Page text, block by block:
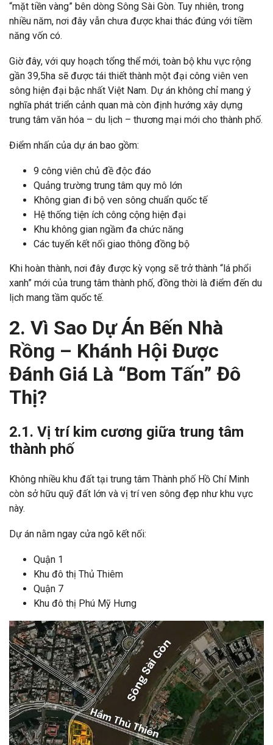
“mặt tiền vàng” bên dòng Sông Sài Gòn. Tuy nhiên, trong
nhiều năm, nơi đây vẫn chưa được khai thác đúng với tiềm
năng vốn có.
Giờ đây, với quy hoạch tổng thể mới, toàn bộ khu vực rộng
gần 39,5ha sẽ được tái thiết thành một đại công viên ven
sông hiện đại bậc nhất Việt Nam. Dự án không chỉ mang ý
nghĩa phát triển cảnh quan mà còn định hướng xây dựng
trung tâm văn hóa – du lịch – thương mại mới cho thành phố.
Điểm nhấn của dự án bao gồm:
9 công viên chủ đề độc đáo
Quảng trường trung tâm quy mô lớn
Không gian đi bộ ven sông chuẩn quốc tế
Hệ thống tiện ích công cộng hiện đại
Khu không gian ngầm đa chức năng
Các tuyến kết nối giao thông đồng bộ
Khi hoàn thành, nơi đây được kỳ vọng sẽ trở thành “lá phổi
xanh” mới của trung tâm thành phố, đồng thời là điểm đến du
lịch mang tầm quốc tế.
2. Vì Sao Dự Án Bến Nhà
Rồng – Khánh Hội Được
Đánh Giá Là “Bom Tấn” Đô
Thị?
2.1. Vị trí kim cương giữa trung tâm
thành phố
Không nhiều khu đất tại trung tâm Thành phố Hồ Chí Minh
còn sở hữu quỹ đất lớn và vị trí ven sông đẹp như khu vực
này.
Dự án nằm ngay cửa ngõ kết nối:
Quận 1
Khu đô thị Thủ Thiêm
Quận 7
Khu đô thị Phú Mỹ Hưng